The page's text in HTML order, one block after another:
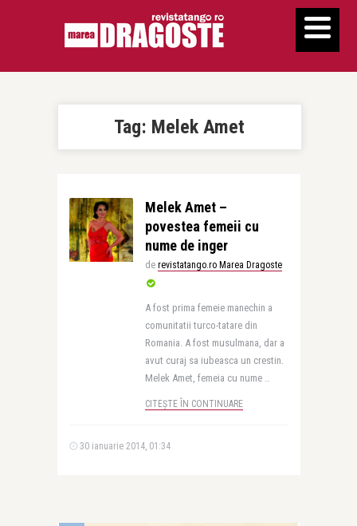
Tag: Melek Amet
Melek Amet –
povestea femeii cu
nume de inger
de revistatango.ro Marea Dragoste
A fost prima femeie manechin a
comunitatii turco-tatare din
Romania. A fost musulmana, dar a
avut curaj sa iubeasca un crestin.
Melek Amet, femeia cu nume ..
CITEȘTE ÎN CONTINUARE
30 ianuarie 2014, 01:34